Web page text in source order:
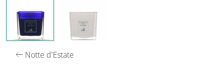
arrow_left_alt Notte d'Estate